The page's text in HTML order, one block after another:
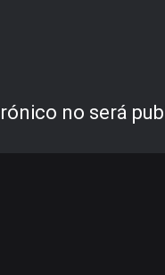
no será